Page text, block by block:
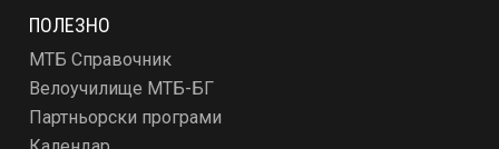
ПОЛЕЗНО
МТБ Справочник
Велоучилище МТБ-БГ
Партньорски програми